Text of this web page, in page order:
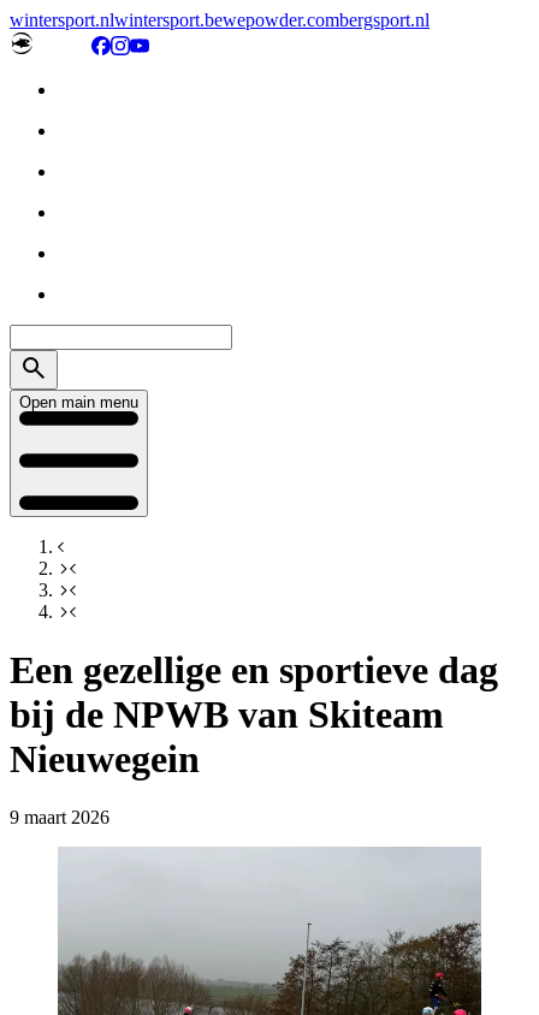
wintersport.nlwintersport.bewepowder.combergsport.nl
Open main menu
Een gezellige en sportieve dag
bij de NPWB van Skiteam
Nieuwegein
9 maart 2026